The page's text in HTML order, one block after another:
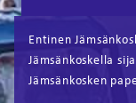
Entinen
Jämsänkoskella
Jämsänkosken